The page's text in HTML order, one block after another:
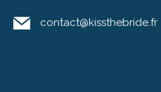
contact@kissthebride.fr